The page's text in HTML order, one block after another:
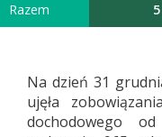
Razem
Na dzień 31
ujęła
dochodowego